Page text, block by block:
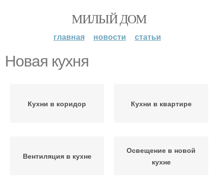
МИЛЫЙ ДОМ
главная новости статьи
Новая кухня
Кухни в коридор Кухни в квартире
Вентиляция в кухне
Освещение в новой
кухне